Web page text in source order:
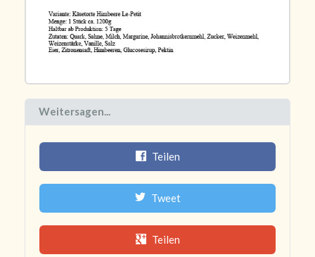
Weitersagen...
Teilen
Tweet
Teilen